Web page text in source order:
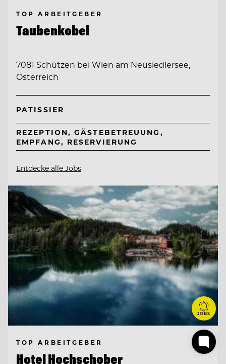
TOP ARBEITGEBER
Taubenkobel
7081 Schützen bei Wien am Neusiedlersee,
Österreich
PATISSIER
REZEPTION, GÄSTEBETREUUNG,
EMPFANG, RESERVIERUNG
Entdecke alle Jobs
TOP ARBEITGEBER
Hotel Hochschober
JOBS